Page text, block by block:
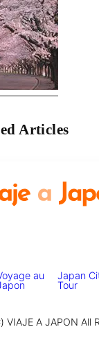
Articles
au
Japan
Tour
VIAJE A JAPON All